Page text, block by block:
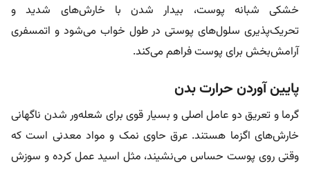
خشکی شبانه پوست، بیدار شدن با خارش‌های شدید و
تحریک‌پذیری سلول‌های پوستی در طول خواب می‌شود و اتمسفری
آرامش‌بخش برای پوست فراهم می‌کند.
پایین آوردن حرارت بدن
گرما و تعریق دو عامل اصلی و بسیار قوی برای شعله‌ور شدن ناگهانی
خارش‌های اگزما هستند. عرق حاوی نمک و مواد معدنی است که
وقتی روی پوست حساس می‌نشیند، مثل اسید عمل کرده و سوزش